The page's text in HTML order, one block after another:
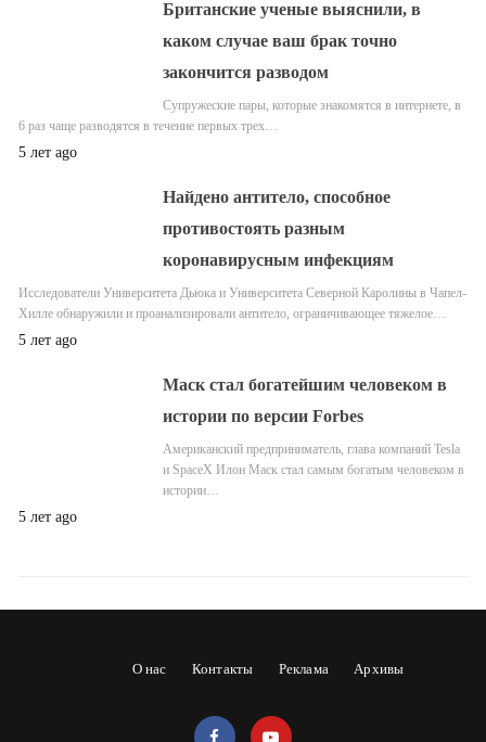
Британские ученые выяснили, в
каком случае ваш брак точно
закончится разводом
Супружеские пары, которые знакомятся в интернете, в
6 раз чаще разводятся в течение первых трех…
5 лет ago
Найдено антитело, способное
противостоять разным
коронавирусным инфекциям
Исследователи Университета Дьюка и Университета Северной Каролины в Чапел-
Хилле обнаружили и проанализировали антитело, ограничивающее тяжелое…
5 лет ago
Маск стал богатейшим человеком в
истории по версии Forbes
Американский предприниматель, глава компаний Tesla
и SpaceX Илон Маск стал самым богатым человеком в
истории…
5 лет ago
О нас Контакты Реклама Архивы